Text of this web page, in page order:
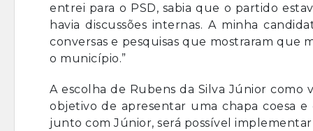
entrei para o PSD, sabia que o partido
havia discussões internas. A minha
conversas e pesquisas que mostraram que
o município.”
A escolha de Rubens da Silva Júnior
objetivo de apresentar uma chapa coesa
junto com Júnior, será possível